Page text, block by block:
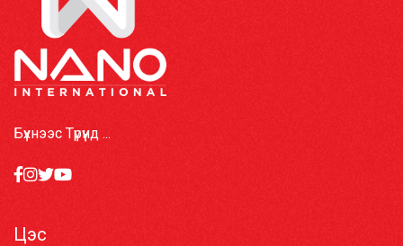
Бүхнээс Түрүүнд ...
Цэс